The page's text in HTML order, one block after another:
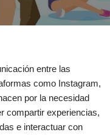
entre las
como Instagram,
por la necesidad
compartir experiencias,
e interactuar con